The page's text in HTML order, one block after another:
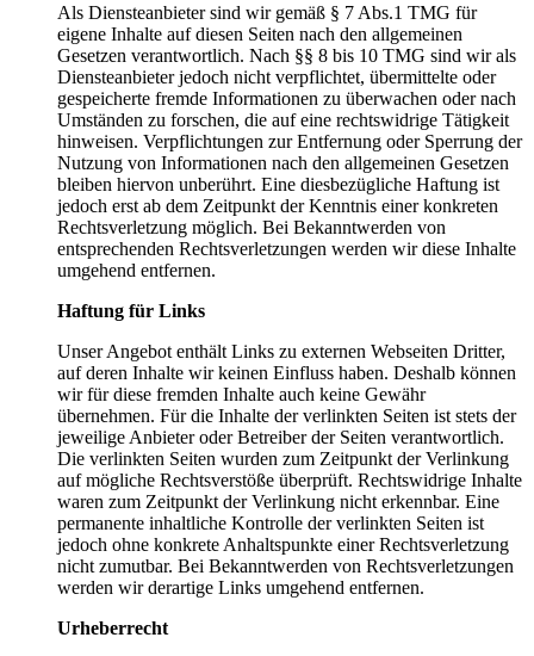
Als Diensteanbieter sind wir gemäß § 7 Abs.1 TMG für
eigene Inhalte auf diesen Seiten nach den allgemeinen
Gesetzen verantwortlich. Nach §§ 8 bis 10 TMG sind wir als
Diensteanbieter jedoch nicht verpflichtet, übermittelte oder
gespeicherte fremde Informationen zu überwachen oder nach
Umständen zu forschen, die auf eine rechtswidrige Tätigkeit
hinweisen. Verpflichtungen zur Entfernung oder Sperrung der
Nutzung von Informationen nach den allgemeinen Gesetzen
bleiben hiervon unberührt. Eine diesbezügliche Haftung ist
jedoch erst ab dem Zeitpunkt der Kenntnis einer konkreten
Rechtsverletzung möglich. Bei Bekanntwerden von
entsprechenden Rechtsverletzungen werden wir diese Inhalte
umgehend entfernen.
Haftung für Links
Unser Angebot enthält Links zu externen Webseiten Dritter,
auf deren Inhalte wir keinen Einfluss haben. Deshalb können
wir für diese fremden Inhalte auch keine Gewähr
übernehmen. Für die Inhalte der verlinkten Seiten ist stets der
jeweilige Anbieter oder Betreiber der Seiten verantwortlich.
Die verlinkten Seiten wurden zum Zeitpunkt der Verlinkung
auf mögliche Rechtsverstöße überprüft. Rechtswidrige Inhalte
waren zum Zeitpunkt der Verlinkung nicht erkennbar. Eine
permanente inhaltliche Kontrolle der verlinkten Seiten ist
jedoch ohne konkrete Anhaltspunkte einer Rechtsverletzung
nicht zumutbar. Bei Bekanntwerden von Rechtsverletzungen
werden wir derartige Links umgehend entfernen.
Urheberrecht